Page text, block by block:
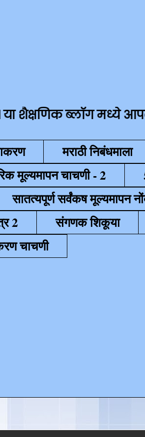
ब्लॉग मध्ये आपले सहर्ष
मराठी निबंधमाला
मूल्यमापन चाचणी - 2
सातत्यपूर्ण सर्वंकष मूल्यमापन
2 संगणक शिकूया
चाचणी